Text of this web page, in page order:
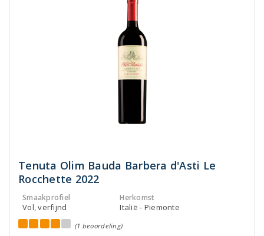
Tenuta Olim Bauda Barbera d'Asti Le
Rocchette 2022
Smaakprofiel
Vol, verfijnd
Herkomst
Italië - Piemonte
(1 beoordeling)